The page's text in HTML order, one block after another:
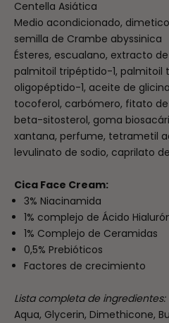
Centella Asiática
Medio acondicionado,
semilla de Crambe abyssinica
Ésteres, escualano, extracto
palmitoil tripéptido-1, palmitoil
oligopéptido-1, aceite de
tocoferol, carbómero, fitato
beta-sitosterol, goma
xantana, perfume, tetrametil
levulinato de sodio, caprilato
Cica Face Cream:
3% Niacinamida
1% complejo de Ácido
1% Complejo de Ceramidas
0,5% Prebióticos
Factores de crecimiento
Lista completa de ingredientes:
Aqua, Glycerin, Dimethicone,